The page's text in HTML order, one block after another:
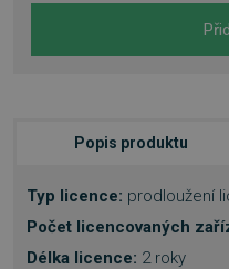
Popis produktu
Typ licence: prodloužení
Počet licencovaných
Délka licence: 2 roky